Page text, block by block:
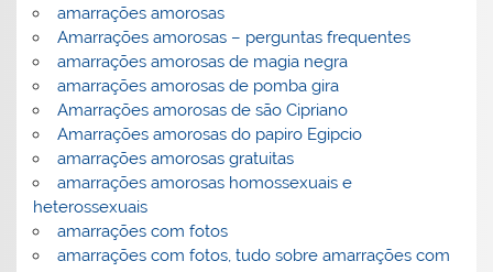
amarrações amorosas
Amarrações amorosas – perguntas frequentes
amarrações amorosas de magia negra
amarrações amorosas de pomba gira
Amarrações amorosas de são Cipriano
Amarrações amorosas do papiro Egipcio
amarrações amorosas gratuitas
amarrações amorosas homossexuais e
heterossexuais
amarrações com fotos
amarrações com fotos, tudo sobre amarrações com